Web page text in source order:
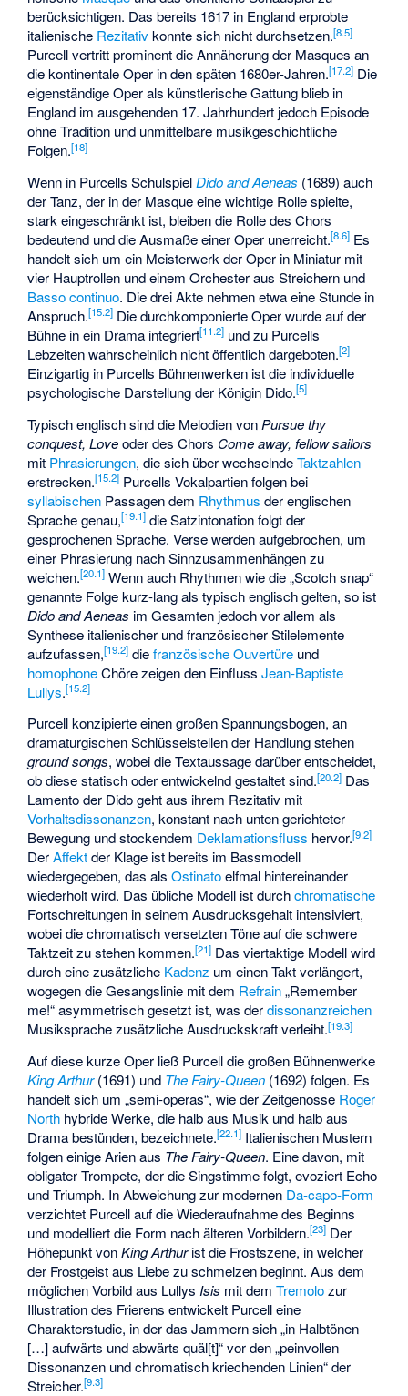
berücksichtigen. Das bereits 1617 in England erprobte
italienische Rezitativkonnte sich nicht durchsetzen.[8.5]
Purcell vertritt prominent die Annäherung der Masques an
die kontinentale Oper in den späten 1680er-Jahren.[17.2] Die
eigenständige Oper als künstlerische Gattung blieb in
England im ausgehenden 17. Jahrhundert jedoch Episode
ohne Tradition und unmittelbare musikgeschichtliche
Folgen.[18]
Wenn in Purcells SchulspielDido and Aeneas (1689) auch
der Tanz, der in der Masque eine wichtige Rolle spielte,
stark eingeschränkt ist, bleiben die Rolle des Chors
bedeutend und die Ausmaße einer Oper unerreicht.[8.6] Es
handelt sich um ein Meisterwerk der Oper in Miniatur mit
vier Hauptrollen und einem Orchester aus Streichern und
Basso continuo. Die drei Akte nehmen etwa eine Stunde in
Anspruch.[15.2] Die durchkomponierte Oper wurde auf der
Bühne in ein Drama integriert[11.2] und zu Purcells
Lebzeiten wahrscheinlich nicht öffentlich dargeboten.[2]
Einzigartig in Purcells Bühnenwerken ist die individuelle
psychologische Darstellung der Königin Dido.[5]
Typisch englisch sind die Melodien von Pursue thy
conquest, Loveoder des Chors Come away, fellow sailors
mit Phrasierungen, die sich über wechselndeTaktzahlen
erstrecken.[15.2] Purcells Vokalpartien folgen bei
syllabischen Passagen dem Rhythmus der englischen
Sprache genau,[19.1] die Satzintonation folgt der
gesprochenen Sprache. Verse werden aufgebrochen, um
einer Phrasierung nach Sinnzusammenhängen zu
weichen.[20.1] Wenn auch Rhythmen wie die „Scotch snap“
genannte Folge kurz-lang als typisch englisch gelten, so ist
Dido and Aeneas im Gesamten jedoch vor allem als
Synthese italienischer und französischer Stilelemente
aufzufassen,[19.2] diefranzösische Ouvertüre und
homophoneChöre zeigen den EinflussJean-Baptiste
Lullys.[15.2]
Purcell konzipierte einen großen Spannungsbogen, an
dramaturgischen Schlüsselstellen der Handlung stehen
ground songs, wobei die Textaussage darüber entscheidet,
ob diese statisch oder entwickelnd gestaltet sind.[20.2] Das
Lamento der Dido geht aus ihrem Rezitativ mit
Vorhaltsdissonanzen, konstant nach unten gerichteter
Bewegung und stockendem Deklamationsfluss hervor.[9.2]
DerAffektder Klage ist bereits im Bassmodell
wiedergegeben, das alsOstinatoelfmal hintereinander
wiederholt wird. Das übliche Modell ist durchchromatische
Fortschreitungen in seinem Ausdrucksgehalt intensiviert,
wobei die chromatisch versetzten Töne auf die schwere
Taktzeit zu stehen kommen.[21] Das viertaktige Modell wird
durch eine zusätzliche Kadenz um einen Takt verlängert,
wogegen die Gesangslinie mit dem Refrain„Remember
me!“ asymmetrisch gesetzt ist, was derdissonanzreichen
Musiksprache zusätzliche Ausdruckskraft verleiht.[19.3]
Auf diese kurze Oper ließ Purcell die großen Bühnenwerke
King Arthur(1691) und The Fairy-Queen (1692) folgen. Es
handelt sich um „semi-operas“, wie der Zeitgenosse Roger
North hybride Werke, die halb aus Musik und halb aus
Drama bestünden, bezeichnete.[22.1] Italienischen Mustern
folgen einige Arien aus The Fairy-Queen. Eine davon, mit
obligater Trompete, der die Singstimme folgt, evoziert Echo
und Triumph. In Abweichung zur modernen Da-capo-Form
verzichtet Purcell auf die Wiederaufnahme des Beginns
und modelliert die Form nach älteren Vorbildern.[23] Der
Höhepunkt vonKing Arthurist die Frostszene, in welcher
der Frostgeist aus Liebe zu schmelzen beginnt. Aus dem
möglichen Vorbild aus Lullys Isis mit demTremolozur
Illustration des Frierens entwickelt Purcell eine
Charakterstudie, in der das Jammern sich „in Halbtönen
[…] aufwärts und abwärts quäl[t]“ vor den „peinvollen
Dissonanzen und chromatisch kriechenden Linien“ der
Streicher.[9.3]